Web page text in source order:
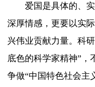
爱国是具体的、实
深厚情感，更要以实
兴伟业贡献力量。科
底色的科学家精神”，
争做“中国特色社会主